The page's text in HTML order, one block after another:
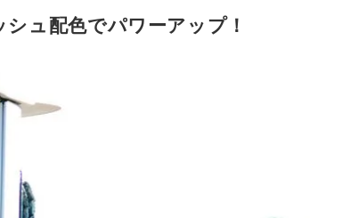
ュ配色でパワーアップ！